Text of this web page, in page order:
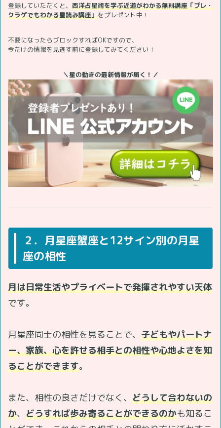
登録していただくと、 西洋占星術を学ぶ近道がわかる無料講座「プレ・
クラゲでもわかる星読み講座」をプレゼント中！
不要になったらブロックすればOKですので、
今だけの情報を見逃す前に登録してみてください！
＼星の動きの最新情報が届く！／
２．月星座蟹座と12サイン別の月星
座の相性
月は日常生活やプライベートで発揮されやすい天体
です。
月星座同士の相性を見ることで、 子どもやパートナ
ー、家族、心を許せる相手との相性や心地よさを知
ることができます。
また、相性の良さだけでなく、 どうして合わないの
か、 どうすれば歩み寄ることができるのかも知るこ